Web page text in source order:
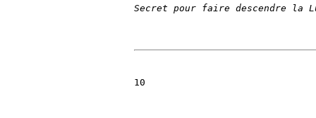
Secret pour faire descendre la
10